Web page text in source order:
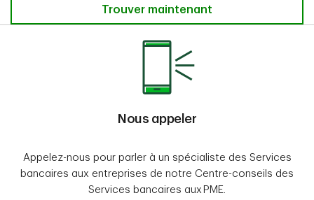
Trouver un directeur de comptes
Trouver maintenant
Nous appeler
Appelez-nous pour parler à un spécialiste des Services
bancaires aux entreprises de notre Centre-conseils des
Services bancaires aux PME.